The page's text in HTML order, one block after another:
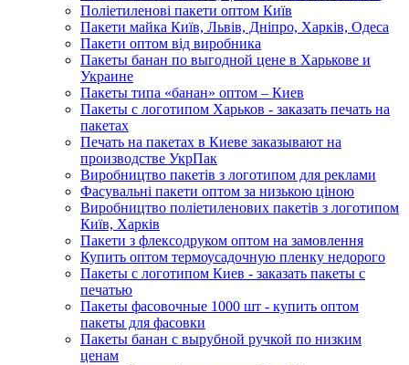
Поліетиленові пакети оптом Київ
Пакети майка Київ, Львів, Дніпро, Харків, Одеса
Пакети оптом від виробника
Пакеты банан по выгодной цене в Харькове и
Украине
Пакеты типа «банан» оптом – Киев
Пакеты с логотипом Харьков - заказать печать на
пакетах
Печать на пакетах в Киеве заказывают на
производстве УкрПак
Виробництво пакетів з логотипом для реклами
Фасувальні пакети оптом за низькою ціною
Виробництво поліетиленових пакетів з логотипом
Київ, Харків
Пакети з флексодруком оптом на замовлення
Купить оптом термоусадочную пленку недорого
Пакеты с логотипом Киев - заказать пакеты с
печатью
Пакеты фасовочные 1000 шт - купить оптом
пакеты для фасовки
Пакеты банан с вырубной ручкой по низким
ценам